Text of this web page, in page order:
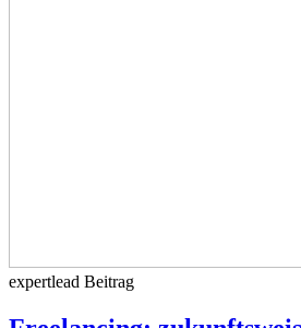
expertlead Beitrag